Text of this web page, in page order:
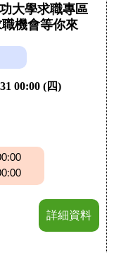
大學求職專區
機會等你來
00:00 (四)
詳細資料